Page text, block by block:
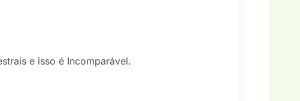
e isso é Incomparável.